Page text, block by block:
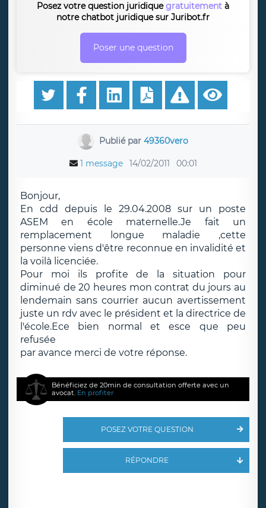
Posez votre question juridiquegratuitement à
notre chatbot juridique sur Juribot.fr
Poser une question
Publié par 49360vero
1 message 14/02/2011 00:01
Bonjour,
En cdd depuis le 29.04.2008 sur un poste
ASEM en école maternelle.Je fait un
remplacement longue maladie ,cette
personne viens d'être reconnue en invalidité et
la voilà licenciée.
Pour moi ils profite de la situation pour
diminué de 20 heures mon contrat du jours au
lendemain sans courrier aucun avertissement
juste un rdv avec le président et la directrice de
l'école.Ece bien normal et esce que peu
refusée
par avance merci de votre réponse.
Bénéficiez de 20min de consultation offerte avec un
avocat. En profiter
POSEZ VOTRE QUESTION
RÉPONDRE